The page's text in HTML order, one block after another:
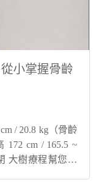
小掌握骨齡
/ 20.8 kg（骨齡
cm / 165.5 ~
大樹療程幫您與